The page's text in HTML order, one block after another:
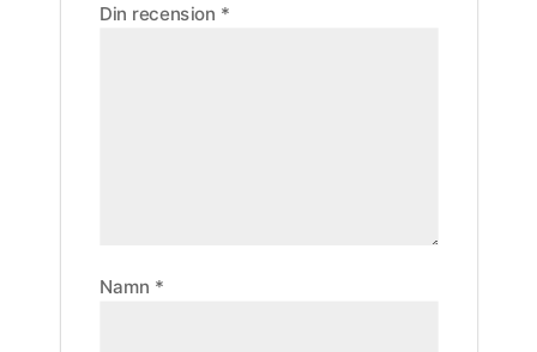
Din recension *
Namn *